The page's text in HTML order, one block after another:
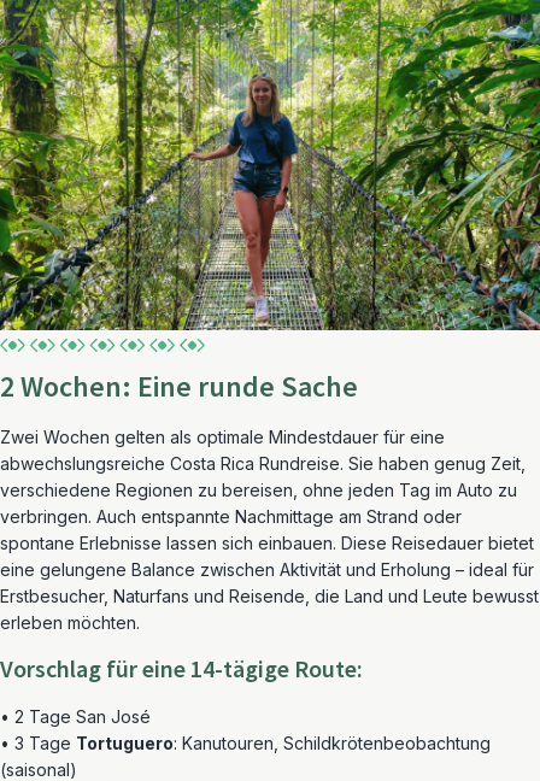
2 Wochen: Eine runde Sache
Zwei Wochen gelten als optimale Mindestdauer für eine
abwechslungsreiche Costa Rica Rundreise. Sie haben genug Zeit,
verschiedene Regionen zu bereisen, ohne jeden Tag im Auto zu
verbringen. Auch entspannte Nachmittage am Strand oder
spontane Erlebnisse lassen sich einbauen. Diese Reisedauer bietet
eine gelungene Balance zwischen Aktivität und Erholung – ideal für
Erstbesucher, Naturfans und Reisende, die Land und Leute bewusst
erleben möchten.
Vorschlag für eine 14-tägige Route:
• 2 Tage San José
• 3 Tage Tortuguero: Kanutouren, Schildkrötenbeobachtung
(saisonal)